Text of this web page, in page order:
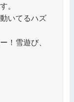
。
いてるハズ
！雪遊び、